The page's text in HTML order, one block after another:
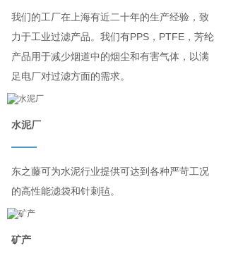
我们的工厂在上海有近二十年的生产经验，致
力于工业过滤产品。我们有PPS，PTFE，芳纶
产品用于减少烟道中的烟尘和有害气体，以满
足电厂对过滤方面的需求。
水泥厂
——
东之藤可为水泥行业提供可达到各种严苛工况
的高性能滤袋和针刺毡。
矿产